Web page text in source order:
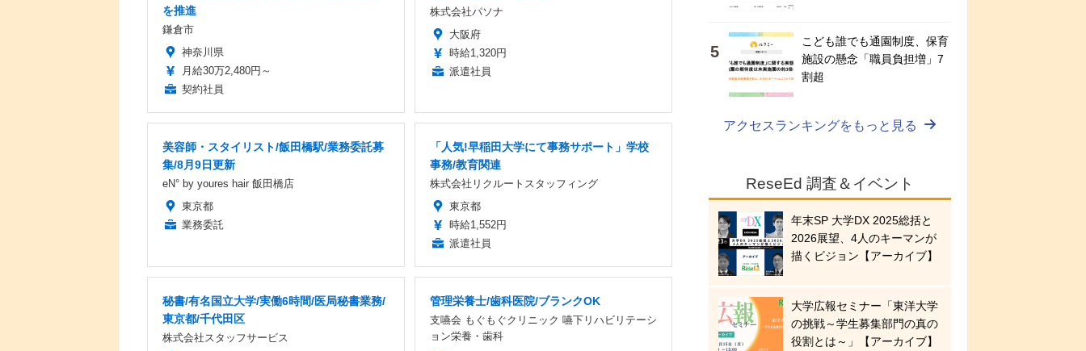
を推進
鎌倉市
神奈川県
月給30万2,480円～
契約社員
株式会社パソナ
大阪府
時給1,320円
派遣社員
美容師・スタイリスト/飯田橋駅/業務委託募
集/8月9日更新
eN° by youres hair 飯田橋店
東京都
業務委託
「人気!早稲田大学にて事務サポート」学校
事務/教育関連
株式会社リクルートスタッフィング
東京都
時給1,552円
派遣社員
秘書/有名国立大学/実働6時間/医局秘書業務/
東京都/千代田区
株式会社スタッフサービス
管理栄養士/歯科医院/ブランクOK
支嚥会 もぐもぐクリニック 嚥下リハビリテーシ
ョン栄養・歯科
こども誰でも通園制度、保育
施設の懸念「職員負担増」7
割超
アクセスランキングをもっと見る
ReseEd 調査＆イベント
年末SP 大学DX 2025総括と
2026展望、4人のキーマンが
描くビジョン【アーカイブ】
大学広報セミナー「東洋大学
の挑戦～学生募集部門の真の
役割とは～」【アーカイブ】